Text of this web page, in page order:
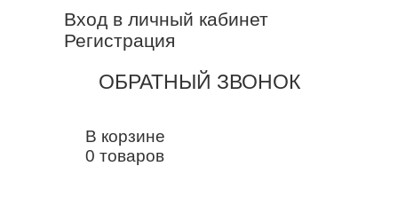
Вход в личный кабинет
Регистрация
ОБРАТНЫЙ ЗВОНОК
В корзине
0 товаров